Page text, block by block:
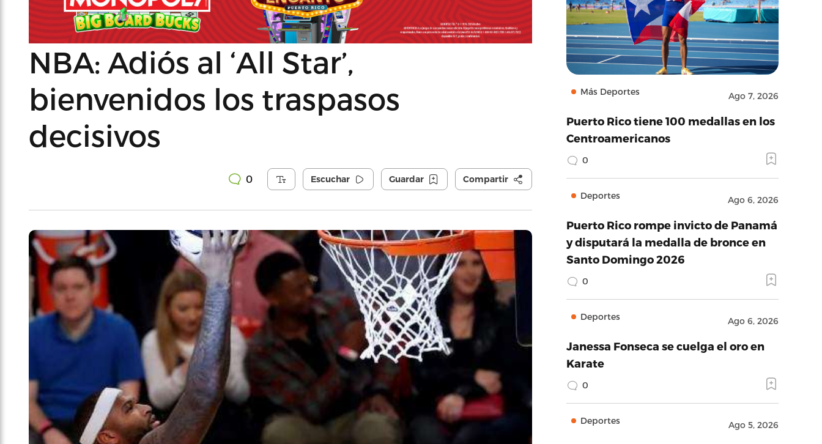
NBA: Adiós al ‘All Star’,
bienvenidos los traspasos
decisivos
0 Escuchar Guardar Compartir
Más Deportes Ago 7, 2026
Puerto Rico tiene 100 medallas en los
Centroamericanos
0
Deportes Ago 6, 2026
Puerto Rico rompe invicto de Panamá
y disputará la medalla de bronce en
Santo Domingo 2026
0
Deportes Ago 6, 2026
Janessa Fonseca se cuelga el oro en
Karate
0
Deportes Ago 5, 2026